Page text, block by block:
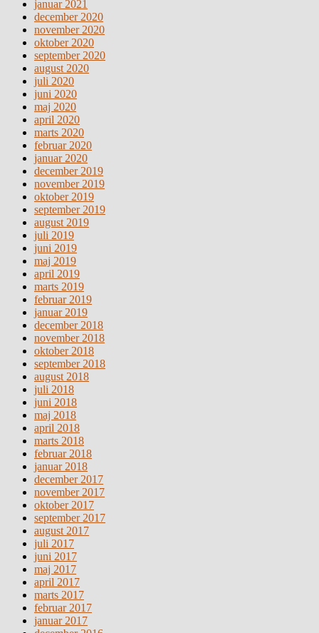
januar 2021
december 2020
november 2020
oktober 2020
september 2020
august 2020
juli 2020
juni 2020
maj 2020
april 2020
marts 2020
februar 2020
januar 2020
december 2019
november 2019
oktober 2019
september 2019
august 2019
juli 2019
juni 2019
maj 2019
april 2019
marts 2019
februar 2019
januar 2019
december 2018
november 2018
oktober 2018
september 2018
august 2018
juli 2018
juni 2018
maj 2018
april 2018
marts 2018
februar 2018
januar 2018
december 2017
november 2017
oktober 2017
september 2017
august 2017
juli 2017
juni 2017
maj 2017
april 2017
marts 2017
februar 2017
januar 2017